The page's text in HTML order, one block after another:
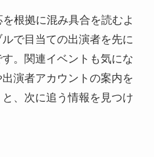
根拠に混み具合を読むよ
で目当ての出演者を先に
。関連イベントも気にな
演者アカウントの案内を
、次に追う情報を見つけ